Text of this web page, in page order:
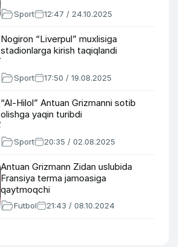
Sport 12:47 / 24.10.2025
Nogiron “Liverpul” muxlisiga
stadionlarga kirish taqiqlandi
Sport 17:50 / 19.08.2025
“Al-Hilol” Antuan Grizmanni sotib
olishga yaqin turibdi
Sport 20:35 / 02.08.2025
Antuan Grizmann Zidan uslubida
Fransiya terma jamoasiga
qaytmoqchi
Futbol 21:43 / 08.10.2024